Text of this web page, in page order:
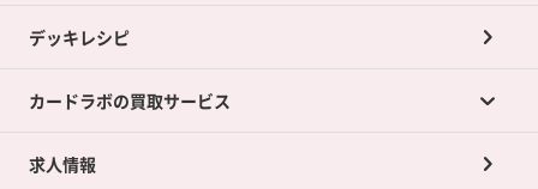
デッキレシピ
カードラボの買取サービス
カードラボの買取サービスTOP
求人情報